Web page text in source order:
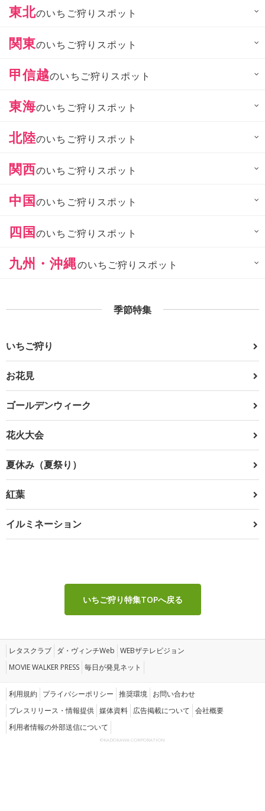
東北のいちご狩りスポット
関東のいちご狩りスポット
甲信越のいちご狩りスポット
東海のいちご狩りスポット
北陸のいちご狩りスポット
関西のいちご狩りスポット
中国のいちご狩りスポット
四国のいちご狩りスポット
九州・沖縄のいちご狩りスポット
季節特集
いちご狩り
お花見
ゴールデンウィーク
花火大会
夏休み（夏祭り）
紅葉
イルミネーション
いちご狩り特集TOPへ戻る
レタスクラブ ダ・ヴィンチWeb WEBザテレビジョン
MOVIE WALKER PRESS 毎日が発見ネット
利用規約 プライバシーポリシー 推奨環境 お問い合わせ
プレスリリース・情報提供 媒体資料 広告掲載について 会社概要
利用者情報の外部送信について
©KADOKAWA CORPORATION